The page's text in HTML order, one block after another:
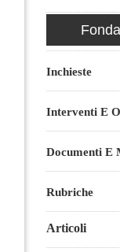
Inchieste
Interventi E
Documenti E
Rubriche
Articoli